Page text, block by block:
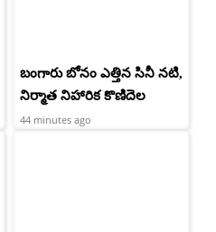
బంగారు బోనం ఎత్తిన సినీ నటి,
నిర్మాత నిహారిక కొణిదెల
44 minutes ago